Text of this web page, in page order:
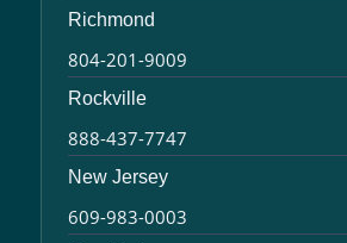
Richmond
804-201-9009
Rockville
888-437-7747
New Jersey
609-983-0003